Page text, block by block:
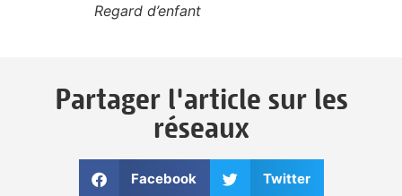
Regard d’enfant
Partager l'article sur les
réseaux
Facebook Twitter